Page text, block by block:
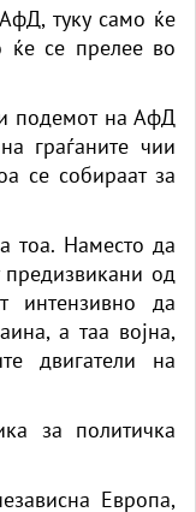
туку само ќе
ќе се прелее во
подемот на АфД
граѓаните чии
се собираат за
тоа. Наместо да
од
интензивно да
а таа војна,
двигатели на
за политичка
Европа,